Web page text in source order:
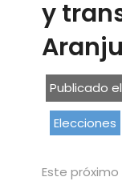
y
Publicado el
Elecciones
Este